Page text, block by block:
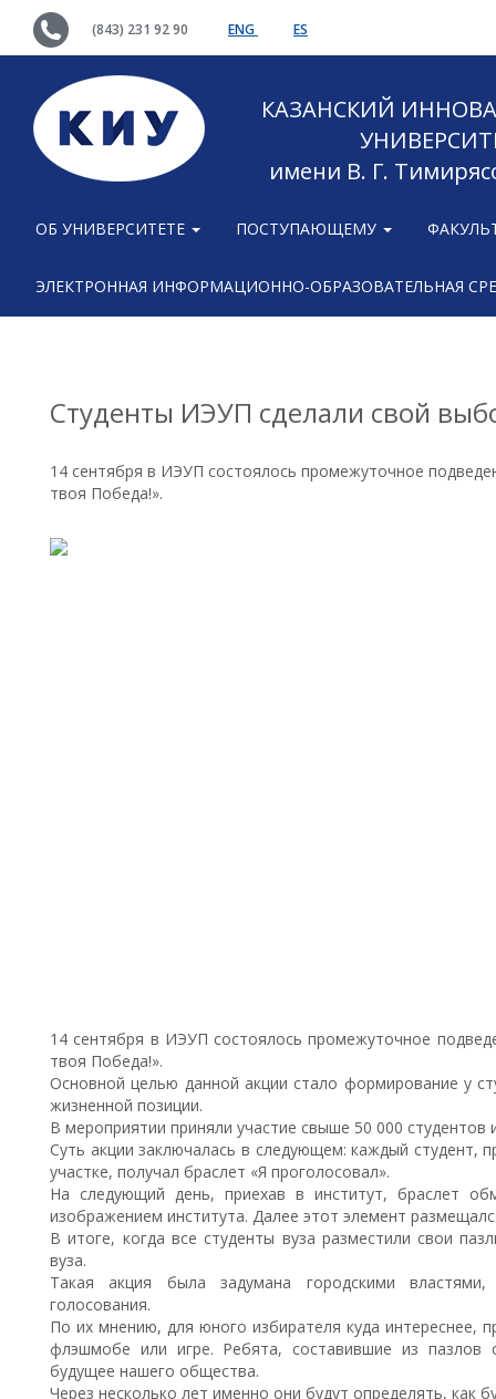
(843) 231 92 90 ENG ES
КАЗАНСКИЙ
имени В. Г.
ОБ УНИВЕРСИТЕТЕ ПОСТУПАЮЩЕМУ
ЭЛЕКТРОННАЯ ИНФОРМАЦИОННО-ОБРАЗОВАТЕЛЬНАЯ
Студенты ИЭУП сделали свой
14 сентября в ИЭУП состоялось промежуточное
твоя Победа!».
14 сентября в ИЭУП состоялось промежуточное
твоя Победа!».
Основной целью данной акции стало формирование у
жизненной позиции.
В мероприятии приняли участие свыше 50 000 студентов
Суть акции заключалась в следующем: каждый студент,
участке, получал браслет «Я проголосовал».
На следующий день, приехав в институт, браслет
изображением института. Далее этот элемент
В итоге, когда все студенты вуза разместили свои
вуза.
Такая акция была задумана городскими
голосования.
По их мнению, для юного избирателя куда интереснее,
флэшмобе или игре. Ребята, составившие из пазлов
будущее нашего общества.
Через несколько лет именно они будут определять, как